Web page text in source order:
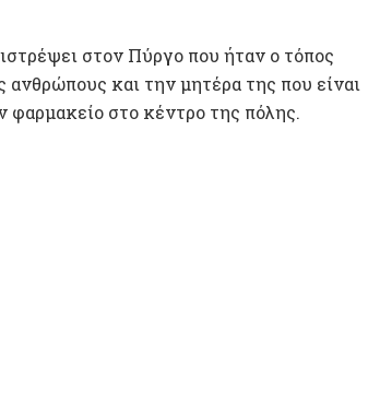
στον Πύργο που ήταν ο τόπος
και την μητέρα της που είναι
φαρμακείο στο κέντρο της πόλης.